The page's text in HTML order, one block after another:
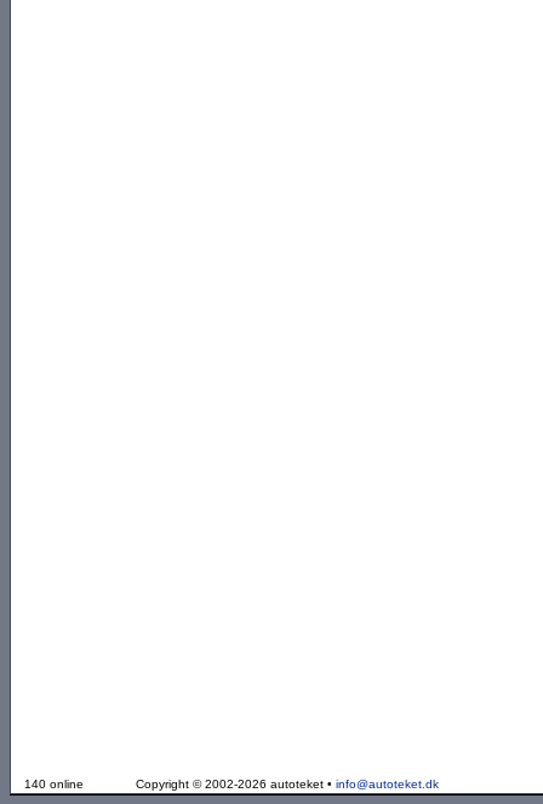
140 online Copyright © 2002-2026 autoteket • info@autoteket.dk